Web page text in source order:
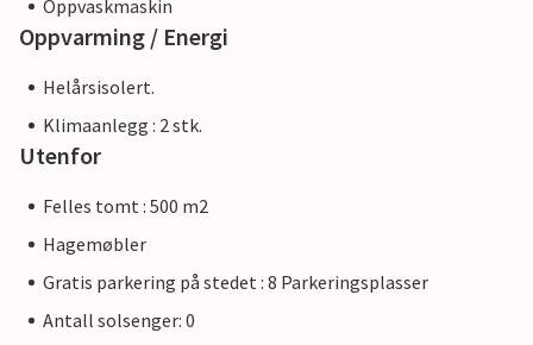
Oppvaskmaskin
Oppvarming / Energi
Helårsisolert.
Klimaanlegg : 2 stk.
Utenfor
Felles tomt : 500 m2
Hagemøbler
Gratis parkering på stedet : 8 Parkeringsplasser
Antall solsenger: 0